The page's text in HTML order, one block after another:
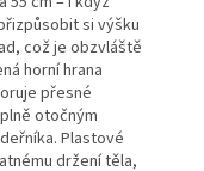
si výšku
což je obzvláště
horní hrana
přesné
otočným
Plastové
držení těla,